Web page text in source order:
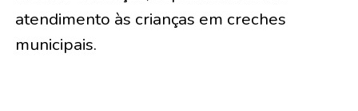
atendimento às crianças em creches
municipais.